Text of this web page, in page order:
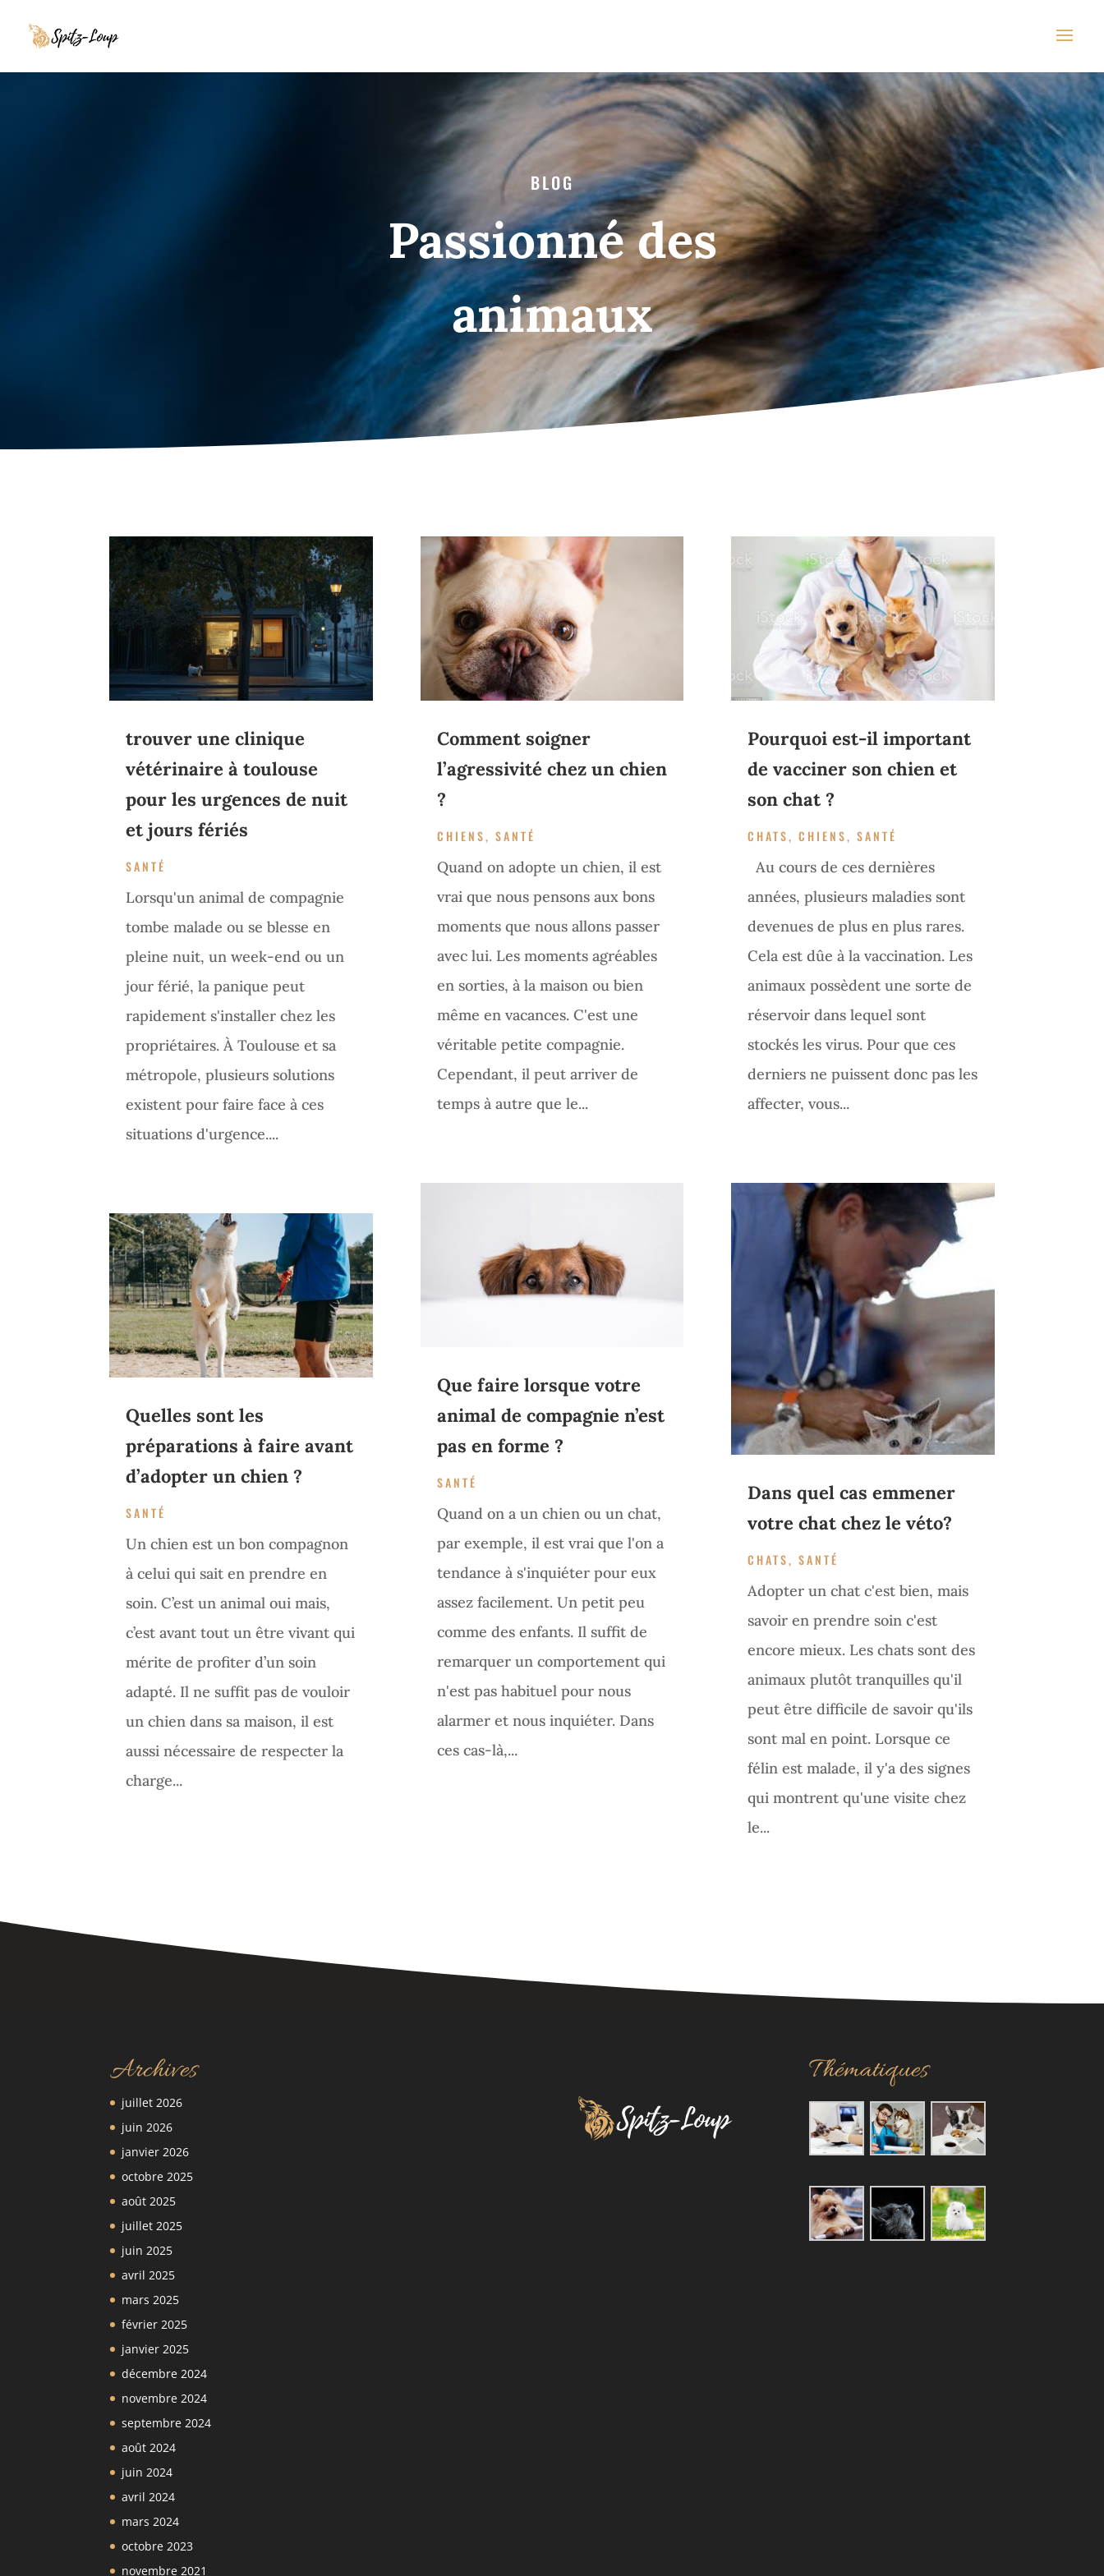
BLOG
Passionné des
animaux
trouver une clinique
vétérinaire à toulouse
pour les urgences de nuit
et jours fériés
SANTÉ
Lorsqu'un animal de compagnie
tombe malade ou se blesse en
pleine nuit, un week-end ou un
jour férié, la panique peut
rapidement s'installer chez les
propriétaires. À Toulouse et sa
métropole, plusieurs solutions
existent pour faire face à ces
situations d'urgence....
Quelles sont les
préparations à faire avant
d’adopter un chien ?
SANTÉ
Un chien est un bon compagnon
à celui qui sait en prendre en
soin. C’est un animal oui mais,
c’est avant tout un être vivant qui
mérite de profiter d’un soin
adapté. Il ne suffit pas de vouloir
un chien dans sa maison, il est
aussi nécessaire de respecter la
charge...
Comment soigner
l’agressivité chez un chien
?
CHIENS, SANTÉ
Quand on adopte un chien, il est
vrai que nous pensons aux bons
moments que nous allons passer
avec lui. Les moments agréables
en sorties, à la maison ou bien
même en vacances. C'est une
véritable petite compagnie.
Cependant, il peut arriver de
temps à autre que le...
Que faire lorsque votre
animal de compagnie n’est
pas en forme ?
SANTÉ
Quand on a un chien ou un chat,
par exemple, il est vrai que l'on a
tendance à s'inquiéter pour eux
assez facilement. Un petit peu
comme des enfants. Il suffit de
remarquer un comportement qui
n'est pas habituel pour nous
alarmer et nous inquiéter. Dans
ces cas-là,...
Pourquoi est-il important
de vacciner son chien et
son chat ?
CHATS, CHIENS, SANTÉ
Au cours de ces dernières
années, plusieurs maladies sont
devenues de plus en plus rares.
Cela est dûe à la vaccination. Les
animaux possèdent une sorte de
réservoir dans lequel sont
stockés les virus. Pour que ces
derniers ne puissent donc pas les
affecter, vous...
Dans quel cas emmener
votre chat chez le véto?
CHATS, SANTÉ
Adopter un chat c'est bien, mais
savoir en prendre soin c'est
encore mieux. Les chats sont des
animaux plutôt tranquilles qu'il
peut être difficile de savoir qu'ils
sont mal en point. Lorsque ce
félin est malade, il y'a des signes
qui montrent qu'une visite chez
le...
Archives
juillet 2026
juin 2026
janvier 2026
octobre 2025
août 2025
juillet 2025
juin 2025
avril 2025
mars 2025
février 2025
janvier 2025
décembre 2024
novembre 2024
septembre 2024
août 2024
juin 2024
avril 2024
mars 2024
octobre 2023
novembre 2021
Thématiques